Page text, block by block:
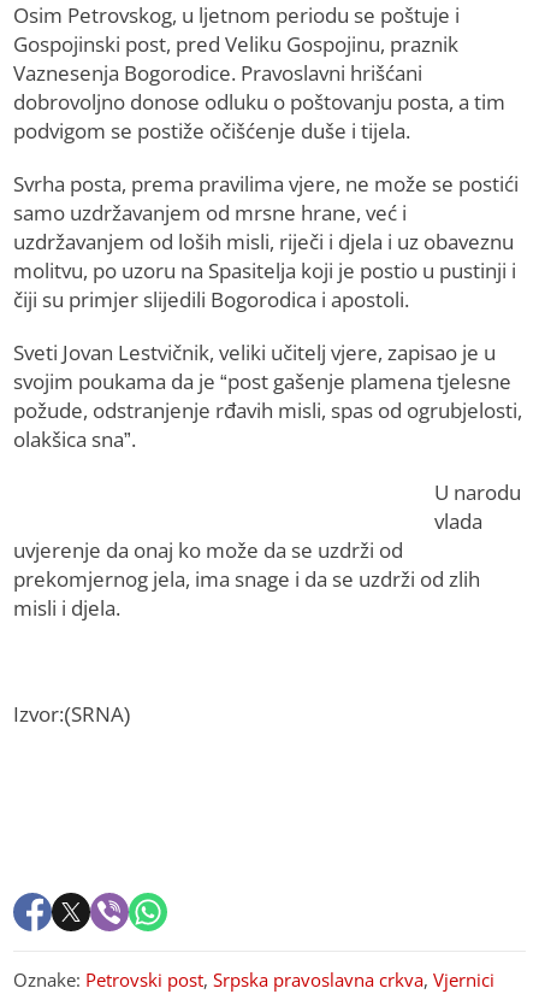
Osim Petrovskog, u ljetnom periodu se poštuje i
Gospojinski post, pred Veliku Gospojinu, praznik
Vaznesenja Bogorodice. Pravoslavni hrišćani
dobrovoljno donose odluku o poštovanju posta, a tim
podvigom se postiže očišćenje duše i tijela.
Svrha posta, prema pravilima vjere, ne može se postići
samo uzdržavanjem od mrsne hrane, već i
uzdržavanjem od loših misli, riječi i djela i uz obaveznu
molitvu, po uzoru na Spasitelja koji je postio u pustinji i
čiji su primjer slijedili Bogorodica i apostoli.
Sveti Јovan Lestvičnik, veliki učitelj vjere, zapisao je u
svojim poukama da je “post gašenje plamena tjelesne
požude, odstranjenje rđavih misli, spas od ogrubjelosti,
olakšica sna”.
U narodu
vlada
uvjerenje da onaj ko može da se uzdrži od
prekomjernog jela, ima snage i da se uzdrži od zlih
misli i djela.
Izvor:(SRNA)
Oznake: Petrovski post,Srpska pravoslavna crkva,Vjernici